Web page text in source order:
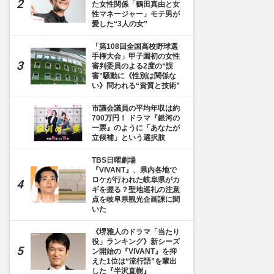
た女性関係「鶴田真由と女
性マネージャー」モテ男が
愛した“3人の女”
「第108回全国高校野球選
手権大会」甲子園初の女性
審判委員のよる2度の“誤
審”騒動に《性別は関係な
い》問われる“資質と技術”
市議会議員の平均年収は約
700万円！ ドラマ『銀河の
一票』のように「あなたが
立候補」という選択肢
TBS日曜劇場
『VIVANT』、県内各地で
ロケが行われた岐阜県がカ
ギを握る？聖地巡礼の注意
点を岐阜県観光企画課に聞
いた
《堺雅人のドラマ「当たり
役」ランキング》新シーズ
ン開始の『VIVANT』を抑
えた1位は“流行語”を輩出
した『半沢直樹』